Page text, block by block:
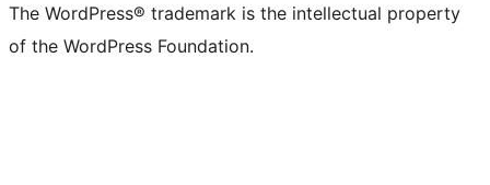
The WordPress® trademark is the intellectual property
of the WordPress Foundation.